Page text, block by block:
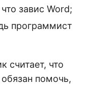
завис Word;
программист
считает, что
помочь,